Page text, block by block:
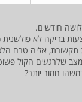
חודשים.
בדיקה לא
תקשורת, אליה טרם
שלרגעים הקול
חמור יותר?